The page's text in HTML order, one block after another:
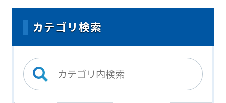
カテゴリ検索